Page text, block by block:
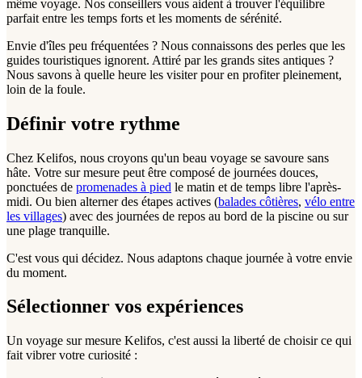
même voyage. Nos conseillers vous aident à trouver l'équilibre
parfait entre les temps forts et les moments de sérénité.
Envie d'îles peu fréquentées ? Nous connaissons des perles que les
guides touristiques ignorent. Attiré par les grands sites antiques ?
Nous savons à quelle heure les visiter pour en profiter pleinement,
loin de la foule.
Définir votre rythme
Chez Kelifos, nous croyons qu'un beau voyage se savoure sans
hâte. Votre sur mesure peut être composé de journées douces,
ponctuées de promenades à pied le matin et de temps libre l'après-
midi. Ou bien alterner des étapes actives (balades côtières, vélo entre
les villages) avec des journées de repos au bord de la piscine ou sur
une plage tranquille.
C'est vous qui décidez. Nous adaptons chaque journée à votre envie
du moment.
Sélectionner vos expériences
Un voyage sur mesure Kelifos, c'est aussi la liberté de choisir ce qui
fait vibrer votre curiosité :